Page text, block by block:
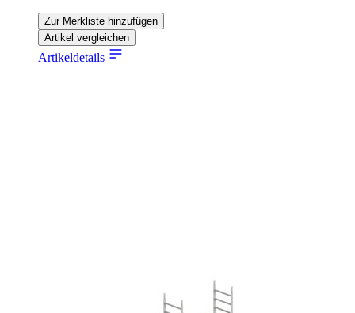
Zur Merkliste hinzufügen
Artikel vergleichen
Artikeldetails